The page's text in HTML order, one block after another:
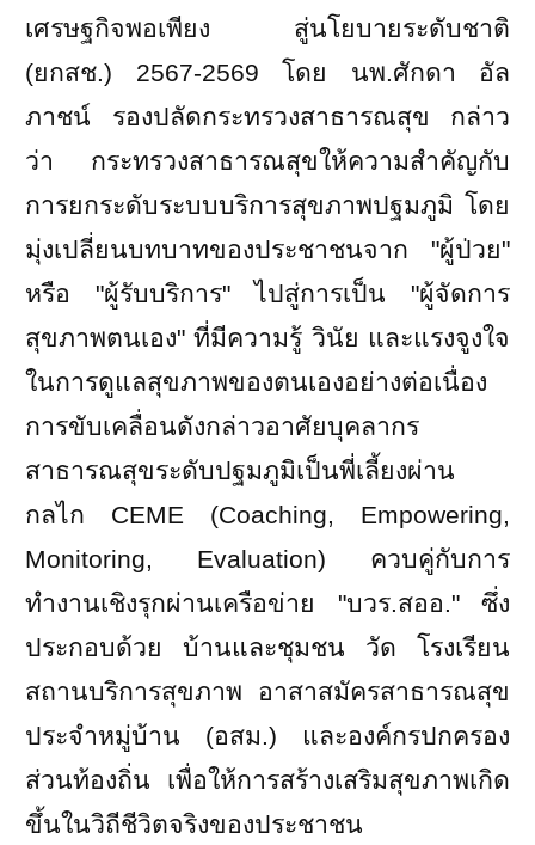
เศรษฐกิจพอเพียง สู่นโยบายระดับชาติ
(ยกสช.) 2567-2569 โดย นพ.ศักดา อัล
ภาชน์ รองปลัดกระทรวงสาธารณสุข กล่าว
ว่า กระทรวงสาธารณสุขให้ความสำคัญกับ
การยกระดับระบบบริการสุขภาพปฐมภูมิ โดย
มุ่งเปลี่ยนบทบาทของประชาชนจาก "ผู้ป่วย"
หรือ "ผู้รับบริการ" ไปสู่การเป็น "ผู้จัดการ
สุขภาพตนเอง" ที่มีความรู้ วินัย และแรงจูงใจ
ในการดูแลสุขภาพของตนเองอย่างต่อเนื่อง
การขับเคลื่อนดังกล่าวอาศัยบุคลากร
สาธารณสุขระดับปฐมภูมิเป็นพี่เลี้ยงผ่าน
กลไก CEME (Coaching, Empowering,
Monitoring, Evaluation) ควบคู่กับการ
ทำงานเชิงรุกผ่านเครือข่าย "บวร.สออ." ซึ่ง
ประกอบด้วย บ้านและชุมชน วัด โรงเรียน
สถานบริการสุขภาพ อาสาสมัครสาธารณสุข
ประจำหมู่บ้าน (อสม.) และองค์กรปกครอง
ส่วนท้องถิ่น เพื่อให้การสร้างเสริมสุขภาพเกิด
ขึ้นในวิถีชีวิตจริงของประชาชน